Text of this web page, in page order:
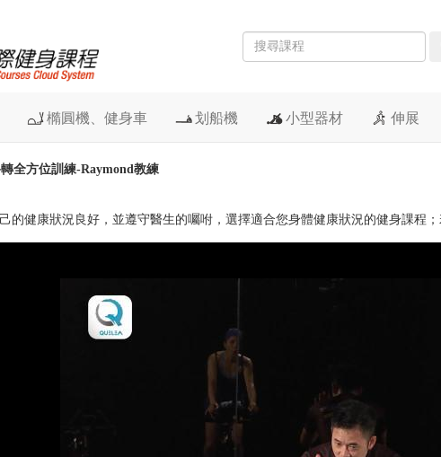
橢圓機、健身車 划船機 小型器材 伸展
全方位訓練-Raymond教練
的健康狀況良好，並遵守醫生的囑咐，選擇適合您身體健康狀況的健身課程